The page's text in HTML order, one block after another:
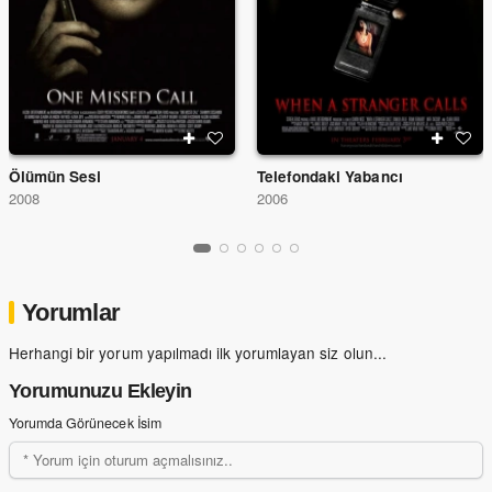
Ölümün Sesi
2008
Telefondaki Yabancı
2006
Yorumlar
Herhangi bir yorum yapılmadı ilk yorumlayan siz olun...
Yorumunuzu Ekleyin
Yorumda Görünecek İsim